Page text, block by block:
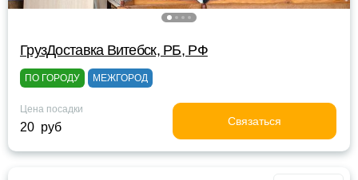
ГрузДоставка Витебск, РБ, РФ
ПО ГОРОДУ МЕЖГОРОД
Цена посадки
20 руб Связаться